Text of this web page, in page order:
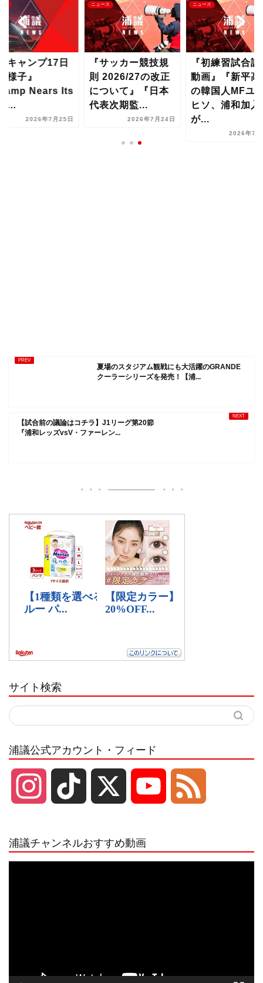
キャンプ17日
様子』
Nears Its
2026年7月25日
ニュース
『サッカー競技規
則 2026/27の改正
について』『日本
代表次期監...
2026年7月24日
ニュース
『初練習試合詳
動画』『新平高
の韓国人MFユ
ヒソ、浦和加入
が...
2026年7
夏場のスタジアム観戦にも大活躍のGRANDE
クーラーシリーズを発売！【浦...
【試合前の議論はコチラ】J1リーグ第20節
『浦和レッズvsV・ファーレン...
サイト検索
浦議公式アカウント・フィード
浦議チャンネルおすすめ動画